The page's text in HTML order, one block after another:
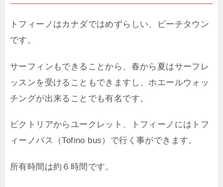
トフィーノはカナダではめずらしい、ビーチタウン
です。
サーフィンもできることから、春から夏はサーフレ
ッスンを受けることもできますし、ホエールウォッ
チングが出来ることでも有名です。
ビクトリアからユークレット、トフィーノにはトフ
ィーノバス（Tofino bus）で行く事ができます。
所有時間は約６時間です。